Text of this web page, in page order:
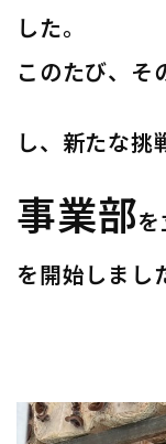
した。
このたび、そ
し、新たな挑
事業部
を開始しまし